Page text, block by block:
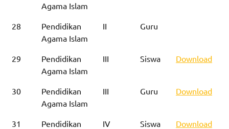
Agama Islam
28
Pendidikan
Agama Islam
II Guru
29
Pendidikan
Agama Islam
III Siswa Download
30
Pendidikan
Agama Islam
III Guru Download
31
Pendidikan
IV Siswa Download